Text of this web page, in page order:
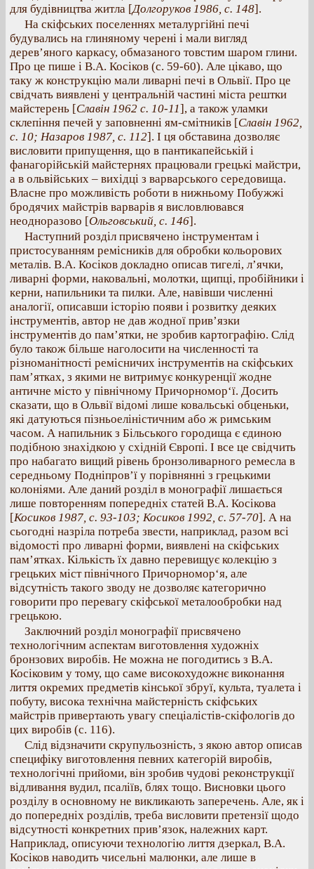
для будівництва житла [Долгоруков 1986, с. 148].
На скіфських поселеннях металургійні печі
будувались на глиняному черені і мали вигляд
дерев’яного каркасу, обмазаного товстим шаром глини.
Про це пише і В.А. Косіков (с. 59-60). Але цікаво, що
таку ж конструкцію мали ливарні печі в Ольвії. Про це
свідчать виявлені у центральній частині міста рештки
майстерень [Славін 1962 с. 10-11], а також уламки
склепіння печей у заповненні ям-смітників [Славін 1962,
с. 10; Назаров 1987, с. 112]. І ця обставина дозволяє
висловити припущення, що в пантикапейській і
фанагорійській майстернях працювали грецькі майстри,
а в ольвійських – вихідці з варварського середовища.
Власне про можливість роботи в нижньому Побужжі
бродячих майстрів варварів я висловлювався
неодноразово [Ольговський, с. 146].
Наступний розділ присвячено інструментам і
пристосуванням ремісників для обробки кольорових
металів. В.А. Косіков докладно описав тигелі, л’ячки,
ливарні форми, наковальні, молотки, щипці, пробійники і
керни, напильники та пилки. Але, навівши численні
аналогії, описавши історію появи і розвитку деяких
інструментів, автор не дав жодної прив’язки
інструментів до пам’ятки, не зробив картографію. Слід
було також більше наголосити на численності та
різноманітності ремісничих інструментів на скіфських
пам’ятках, з якими не витримує конкуренції жодне
античне місто у північному Причорномор‘ї. Досить
сказати, що в Ольвії відомі лише ковальські обценьки,
які датуються пізньоеліністичним або ж римським
часом. А напильник з Більського городища є єдиною
подібною знахідкою у східній Європі. І все це свідчить
про набагато вищий рівень бронзоливарного ремесла в
середньому Подніпров’ї у порівнянні з грецькими
колоніями. Але даний розділ в монографії лишається
лише повторенням попередніх статей В.А. Косікова
[Косиков 1987, с. 93-103; Косиков 1992, с. 57-70]. А на
сьогодні назріла потреба звести, наприклад, разом всі
відомості про ливарні форми, виявлені на скіфських
пам’ятках. Кількість їх давно перевищує колекцію з
грецьких міст північного Причорномор‘я, але
відсутність такого зводу не дозволяє категорично
говорити про перевагу скіфської металообробки над
грецькою.
Заключний розділ монографії присвячено
технологічним аспектам виготовлення художніх
бронзових виробів. Не можна не погодитись з В.А.
Косіковим у тому, що саме високохудожнє виконання
лиття окремих предметів кінської збруї, культа, туалета і
побуту, висока технічна майстерність скіфських
майстрів привертають увагу спеціалістів-скіфологів до
цих виробів (с. 116).
Слід відзначити скрупульозність, з якою автор описав
специфіку виготовлення певних категорій виробів,
технологічні прийоми, він зробив чудові реконструкції
відливання вудил, псаліїв, блях тощо. Висновки цього
розділу в основному не викликають заперечень. Але, як і
до попередніх розділів, треба висловити претензії щодо
відсутності конкретних прив’язок, належних карт.
Наприклад, описуючи технологію лиття дзеркал, В.А.
Косіков наводить чисельні малюнки, але лише в